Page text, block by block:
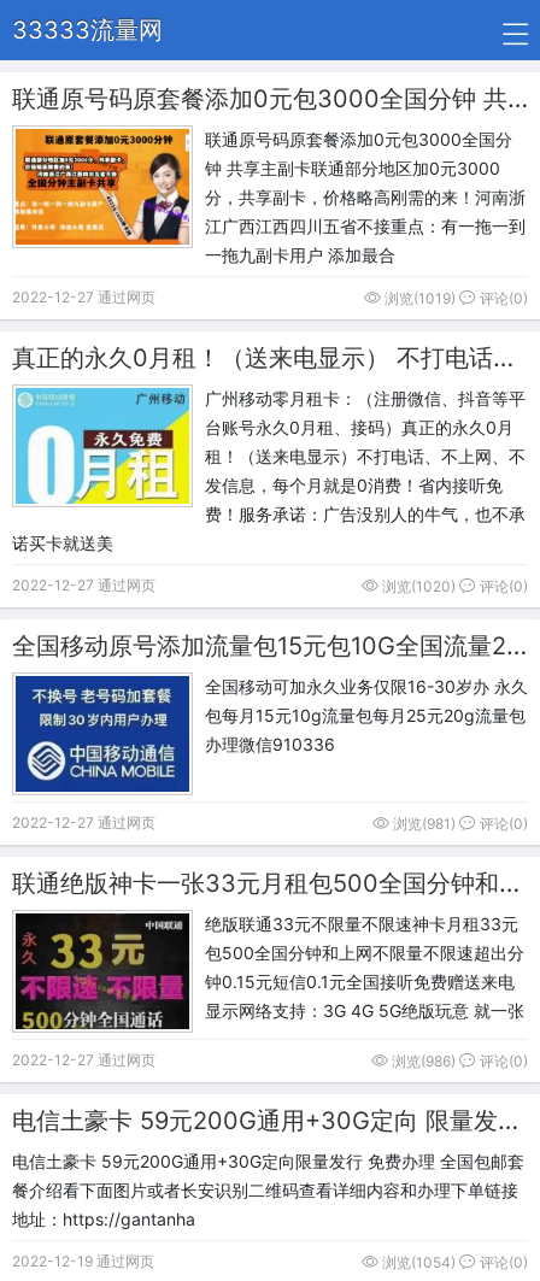
33333流量网
联通原号码原套餐添加0元包3000全国分钟 共享主副卡
联通原号码原套餐添加0元包3000全国分
钟 共享主副卡联通部分地区加0元3000
分，共享副卡，价格略高刚需的来！河南浙
江广西江西四川五省不接重点：有一拖一到
一拖九副卡用户 添加最合
2022-12-27 通过网页 浏览(1019) 评论(0)
真正的永久0月租！（送来电显示） 不打电话、不上网、不发信息，每个月就是0消费！省内接听免费！
广州移动零月租卡：（注册微信、抖音等平
台账号永久0月租、接码）真正的永久0月
租！（送来电显示）不打电话、不上网、不
发信息，每个月就是0消费！省内接听免
费！服务承诺：广告没别人的牛气，也不承
诺买卡就送美
2022-12-27 通过网页 浏览(1020) 评论(0)
全国移动原号添加流量包15元包10G全国流量25元包20G全国流量
全国移动可加永久业务仅限16-30岁办 永久
包每月15元10g流量包每月25元20g流量包
办理微信910336
2022-12-27 通过网页 浏览(981) 评论(0)
联通绝版神卡一张33元月租包500全国分钟和上网不限量不限速
绝版联通33元不限量不限速神卡月租33元
包500全国分钟和上网不限量不限速超出分
钟0.15元短信0.1元全国接听免费赠送来电
显示网络支持：3G 4G 5G绝版玩意 就一张
2022-12-27 通过网页 浏览(986) 评论(0)
电信土豪卡 59元200G通用+30G定向 限量发行 免费办理 全国包邮
电信土豪卡 59元200G通用+30G定向限量发行 免费办理 全国包邮套
餐介绍看下面图片或者长安识别二维码查看详细内容和办理下单链接
地址：https://gantanha
2022-12-19 通过网页 浏览(1054) 评论(0)